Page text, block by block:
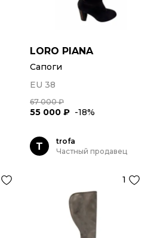
LORO PIANA
Сапоги
EU 38
67 000 ₽
55 000 ₽ -18%
T
trofa
Частный продавец
1